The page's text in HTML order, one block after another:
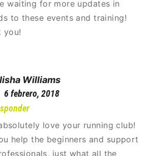
waiting for more updates in
to these events and training!
you!
Williams
6 febrero, 2018
love your running club!
help the beginners and support
just what all the